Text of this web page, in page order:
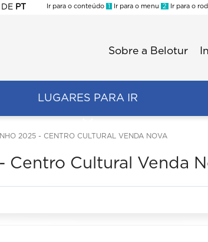
DE PT
Ir para o conteúdo 1 Ir para o menu 2 Ir para o
Sobre a Belotur
LUGARES PARA IR
2025 - CENTRO CULTURAL VENDA NOVA
Centro Cultural Venda